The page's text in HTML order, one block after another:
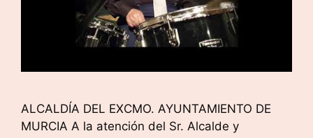
ALCALDÍA DEL EXCMO. AYUNTAMIENTO DE
MURCIA A la atención del Sr. Alcalde y